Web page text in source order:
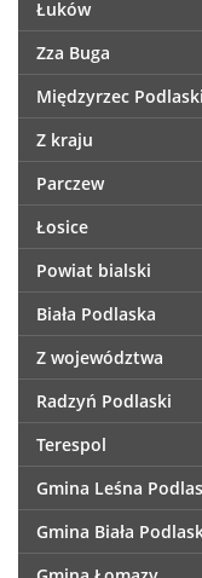
Łuków
Zza Buga
Międzyrzec Podlaski
Z kraju
Parczew
Łosice
Powiat bialski
Biała Podlaska
Z województwa
Radzyń Podlaski
Terespol
Gmina Leśna
Gmina Biała